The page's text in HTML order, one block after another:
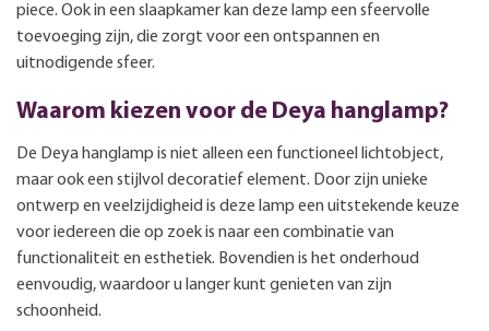
piece. Ook in een slaapkamer kan deze lamp een sfeervolle
toevoeging zijn, die zorgt voor een ontspannen en
uitnodigende sfeer.
Waarom kiezen voor de Deya hanglamp?
De Deya hanglamp is niet alleen een functioneel lichtobject,
maar ook een stijlvol decoratief element. Door zijn unieke
ontwerp en veelzijdigheid is deze lamp een uitstekende keuze
voor iedereen die op zoek is naar een combinatie van
functionaliteit en esthetiek. Bovendien is het onderhoud
eenvoudig, waardoor u langer kunt genieten van zijn
schoonheid.